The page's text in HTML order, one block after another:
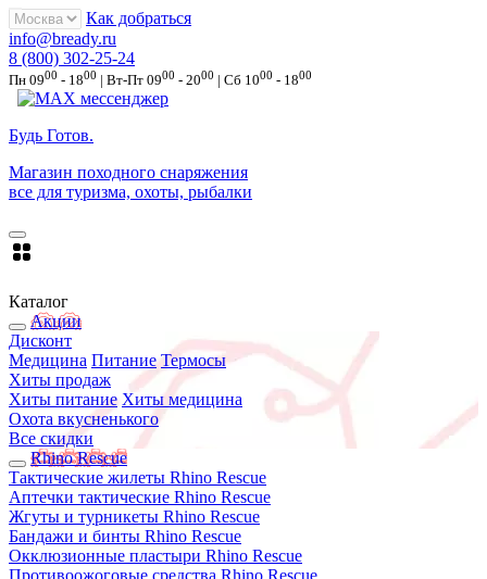
Как добраться
info@bready.ru
8 (800) 302-25-24
Пн 0900 - 1800 | Вт-Пт 0900 - 2000 | Сб 1000 - 1800
Будь Готов.
Магазин походного снаряжения
все для туризма, охоты, рыбалки
Каталог
Акции
Дисконт
Медицина Питание Термосы
Хиты продаж
Хиты питание Хиты медицина
Охота вкусненького
Все скидки
Rhino Rescue
Тактические жилеты Rhino Rescue
Аптечки тактические Rhino Rescue
Жгуты и турникеты Rhino Rescue
Бандажи и бинты Rhino Rescue
Окклюзионные пластыри Rhino Rescue